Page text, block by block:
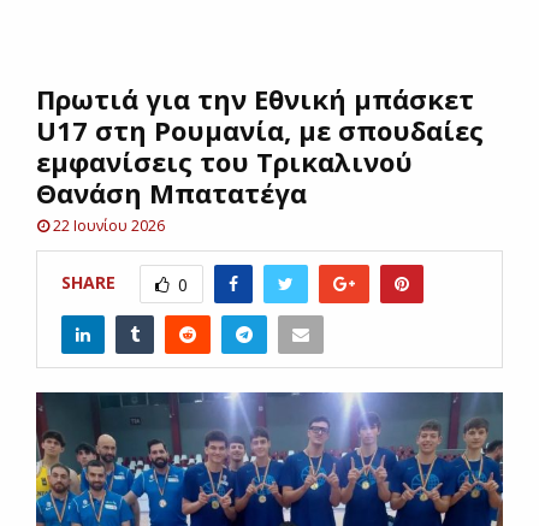
UΠρωτιά για την Εθνική μπάσκετ
U17 στη Ρουμανία, με σπουδαίες
εμφανίσεις του Τρικαλινού
Θανάση Μπατατέγα
22 Ιουνίου 2026
SHARE 0